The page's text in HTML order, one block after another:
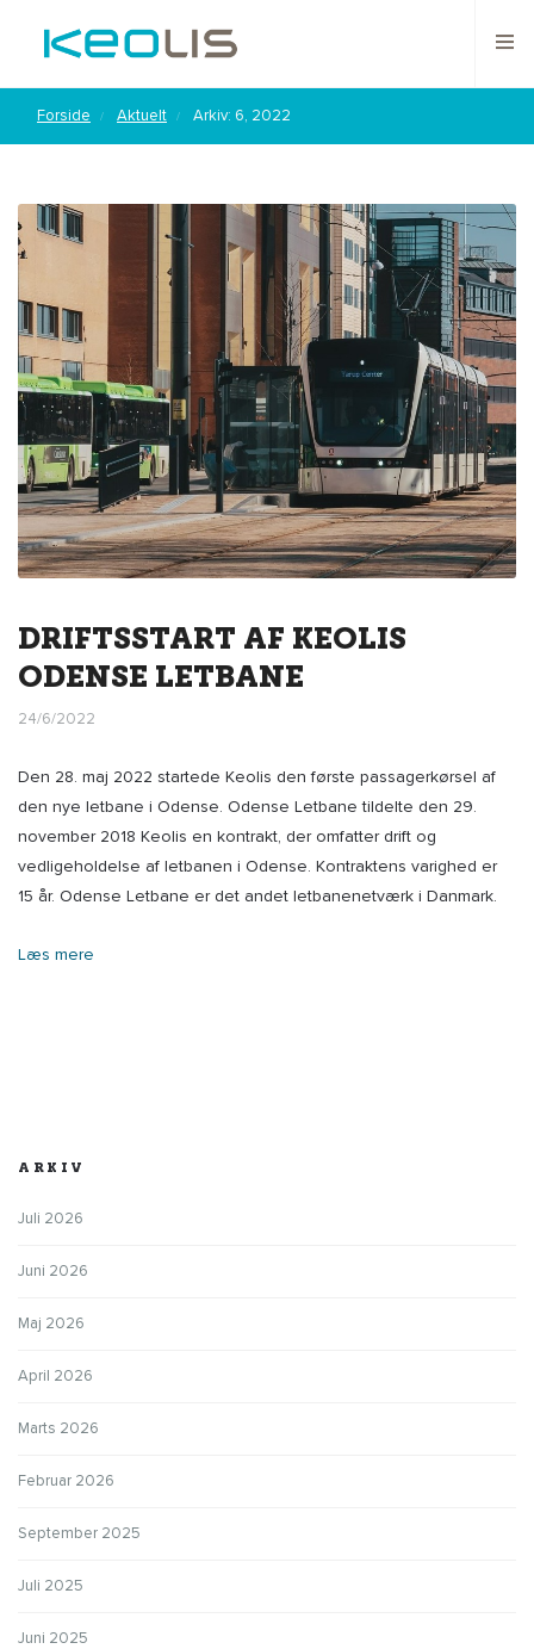
Forside Aktuelt Arkiv: 6, 2022
DRIFTSSTART AF KEOLIS
ODENSE LETBANE
24/6/2022
Den 28. maj 2022 startede Keolis den første passagerkørsel af
den nye letbane i Odense. Odense Letbane tildelte den 29.
november 2018 Keolis en kontrakt, der omfatter drift og
vedligeholdelse af letbanen i Odense. Kontraktens varighed er
15 år. Odense Letbane er det andet letbanenetværk i Danmark.
Læs mere
ARKIV
Juli 2026
Juni 2026
Maj 2026
April 2026
Marts 2026
Februar 2026
September 2025
Juli 2025
Juni 2025